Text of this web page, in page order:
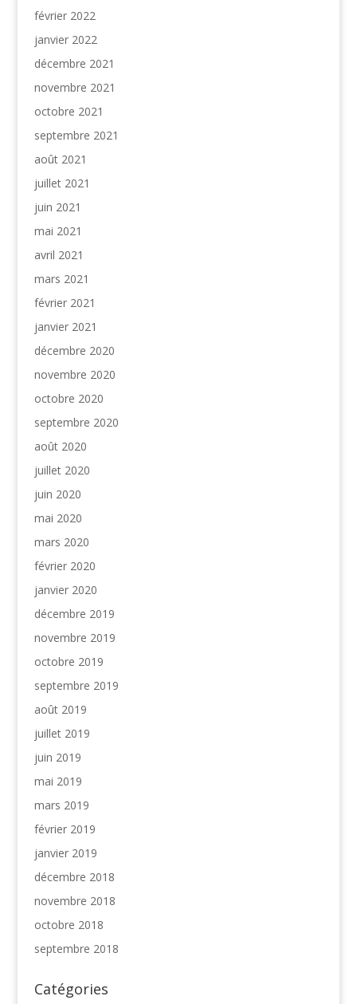
février 2022
janvier 2022
décembre 2021
novembre 2021
octobre 2021
septembre 2021
août 2021
juillet 2021
juin 2021
mai 2021
avril 2021
mars 2021
février 2021
janvier 2021
décembre 2020
novembre 2020
octobre 2020
septembre 2020
août 2020
juillet 2020
juin 2020
mai 2020
mars 2020
février 2020
janvier 2020
décembre 2019
novembre 2019
octobre 2019
septembre 2019
août 2019
juillet 2019
juin 2019
mai 2019
mars 2019
février 2019
janvier 2019
décembre 2018
novembre 2018
octobre 2018
septembre 2018
Catégories